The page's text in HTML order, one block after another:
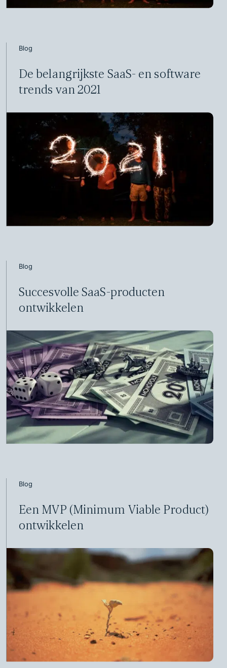
Blog
De belangrijkste SaaS- en software
trends van 2021
Blog
Succesvolle SaaS-producten
ontwikkelen
Blog
Een MVP (Minimum Viable Product)
ontwikkelen